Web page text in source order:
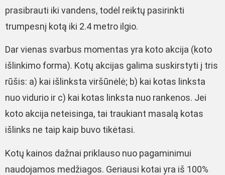
prasibrauti iki vandens, todėl reiktų pasirinkti
trumpesnį kotą iki 2.4 metro ilgio.
Dar vienas svarbus momentas yra koto akcija (koto
išlinkimo forma). Kotų akcijas galima suskirstyti į tris
rūšis: a) kai išlinksta viršūnėlė; b) kai kotas linksta
nuo vidurio ir c) kai kotas linksta nuo rankenos. Jei
koto akcija neteisinga, tai traukiant masalą kotas
išlinks ne taip kaip buvo tikėtasi.
Kotų kainos dažnai priklauso nuo pagaminimui
naudojamos medžiagos. Geriausi kotai yra iš 100%